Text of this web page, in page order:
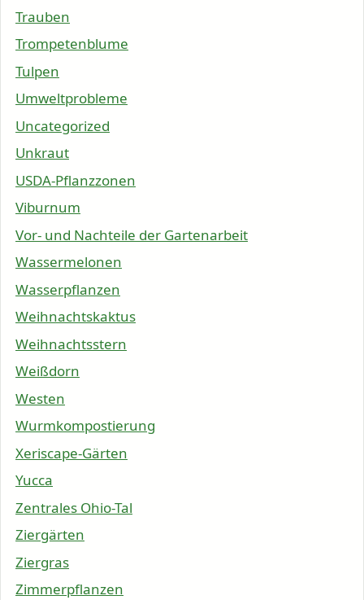
Trauben
Trompetenblume
Tulpen
Umweltprobleme
Uncategorized
Unkraut
USDA-Pflanzzonen
Viburnum
Vor- und Nachteile der Gartenarbeit
Wassermelonen
Wasserpflanzen
Weihnachtskaktus
Weihnachtsstern
Weißdorn
Westen
Wurmkompostierung
Xeriscape-Gärten
Yucca
Zentrales Ohio-Tal
Ziergärten
Ziergras
Zimmerpflanzen